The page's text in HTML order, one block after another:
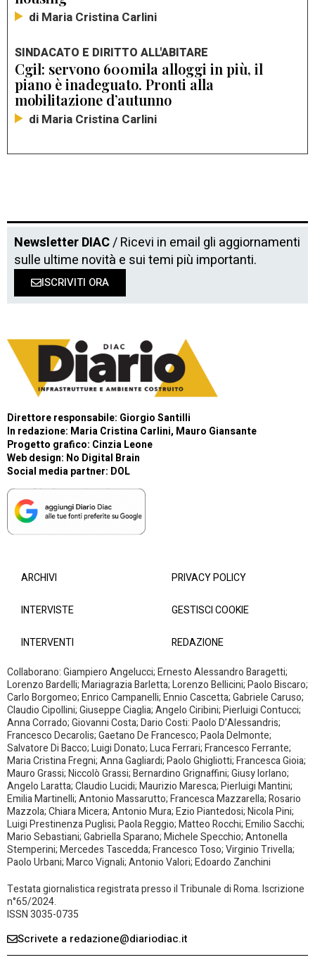
di Maria Cristina Carlini
SINDACATO E DIRITTO ALL'ABITARE
Cgil: servono 600mila alloggi in più, il
piano è inadeguato. Pronti alla
mobilitazione d’autunno
di Maria Cristina Carlini
Newsletter DIAC/ Ricevi in email gli aggiornamenti
sulle ultime novità e sui temi più importanti.
ISCRIVITI ORA
Direttore responsabile: Giorgio Santilli
In redazione: Maria Cristina Carlini, Mauro Giansante
Progetto grafico: Cinzia Leone
Web design: No Digital Brain
Social media partner: DOL
ARCHIVI
INTERVISTE
INTERVENTI
PRIVACY POLICY
GESTISCI COOKIE
REDAZIONE
Collaborano: Giampiero Angelucci; Ernesto Alessandro Baragetti;
Lorenzo Bardelli; Mariagrazia Barletta; Lorenzo Bellicini; Paolo Biscaro;
Carlo Borgomeo; Enrico Campanelli; Ennio Cascetta; Gabriele Caruso;
Claudio Cipollini; Giuseppe Ciaglia; Angelo Ciribini; Pierluigi Contucci;
Anna Corrado; Giovanni Costa; Dario Costi: Paolo D’Alessandris;
Francesco Decarolis; Gaetano De Francesco; Paola Delmonte;
Salvatore Di Bacco; Luigi Donato; Luca Ferrari; Francesco Ferrante;
Maria Cristina Fregni; Anna Gagliardi; Paolo Ghigliotti; Francesca Gioia;
Mauro Grassi; Niccolò Grassi; Bernardino Grignaffini; Giusy Iorlano;
Angelo Laratta; Claudio Lucidi; Maurizio Maresca; Pierluigi Mantini;
Emilia Martinelli; Antonio Massarutto; Francesca Mazzarella; Rosario
Mazzola; Chiara Micera; Antonio Mura; Ezio Piantedosi; Nicola Pini;
Luigi Prestinenza Puglisi; Paola Reggio; Matteo Rocchi; Emilio Sacchi;
Mario Sebastiani; Gabriella Sparano; Michele Specchio; Antonella
Stemperini; Mercedes Tascedda; Francesco Toso; Virginio Trivella;
Paolo Urbani; Marco Vignali; Antonio Valori; Edoardo Zanchini
Testata giornalistica registrata presso il Tribunale di Roma. Iscrizione
n°65/2024.
ISSN 3035-0735
Scrivete a redazione@diariodiac.it